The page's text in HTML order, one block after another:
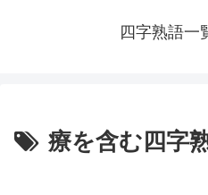
四字熟語一
療を含む四字